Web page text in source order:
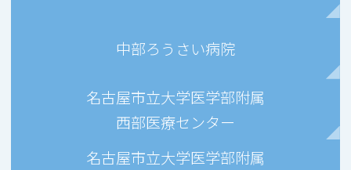
中部ろうさい病院
名古屋市立大学医学部附属
西部医療センター
名古屋市立大学医学部附属